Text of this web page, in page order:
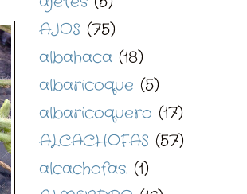
AJOS (75)
albahaca (18)
albaricoque (5)
albaricoquero (17)
ALCACHOFAS (57)
alcachofas. (1)